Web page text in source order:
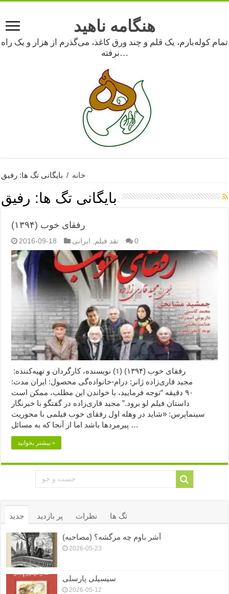
هنگامه ناهید
تمام کوله‌بارم، یک قلم و چند ورق کاغذ، می‌گذرم از هزار و یک راه
نرفته…
خانه / بایگانی تگ ها: رفیق
بایگانی تگ ها: رفیق
رفقای خوب (۱۳۹۴)
2016-09-18 نقد فیلم ایرانی 0
مجید قاری‌زاده ژانر: درام-خانواده‌گی محصول: ایران مدت:
۹۰ دقیقه “توجه فرمایید،‌ با خواندن این مطلب، ممکن است
داستان فیلم لو برود.” مجید قاری‌زاده در گفتگو با خبرنگار
سینماپرس: «شاید در وهله اول رفقای خوب فیلمی با محوریت
پیرمردها باشد اما از آنجا که به مسائل …
بیشتر بخوانید »
جدید پر بازدید نظرات تگ ها
آشر باوم چه مرگشه؟ (مصاحبه)
2026-05-23
سیسیلی پارسلی
2026-05-12